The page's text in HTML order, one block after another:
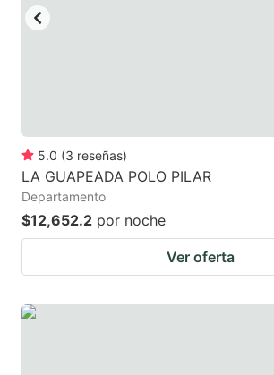
5.0 (3 reseñas)
LA GUAPEADA POLO PILAR
Departamento
$12,652.2 por noche
Ver oferta